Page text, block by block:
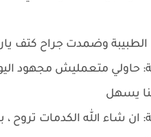
وضمدت جراح كتف يارا
حاولي متعمليش مجهود
يسهل
ان شاء الله الكدمات تروح